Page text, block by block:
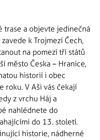
trase a objevte jedinečná
k Trojmezí Čech,
na pomezí tří států
město Česka – Hranice,
historií i obec
roku. V Aši vás čekají
z vrchu Háj a
nahlédnete do
do 13. století.
historie, nádherné